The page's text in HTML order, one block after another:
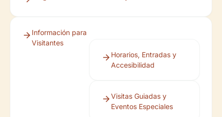
Información para
Visitantes
Horarios, Entradas y
Accesibilidad
Visitas Guiadas y
Eventos Especiales